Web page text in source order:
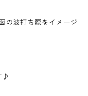
の波打ち際をイメージ
♪